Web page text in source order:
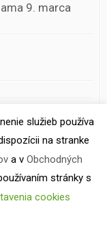
9. marca
služieb používa
na stranke
a v Obchodných
stránky s
cookies